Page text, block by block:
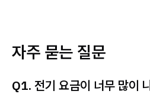
자주 묻는 질문
Q1. 전기 요금이 너무 많이